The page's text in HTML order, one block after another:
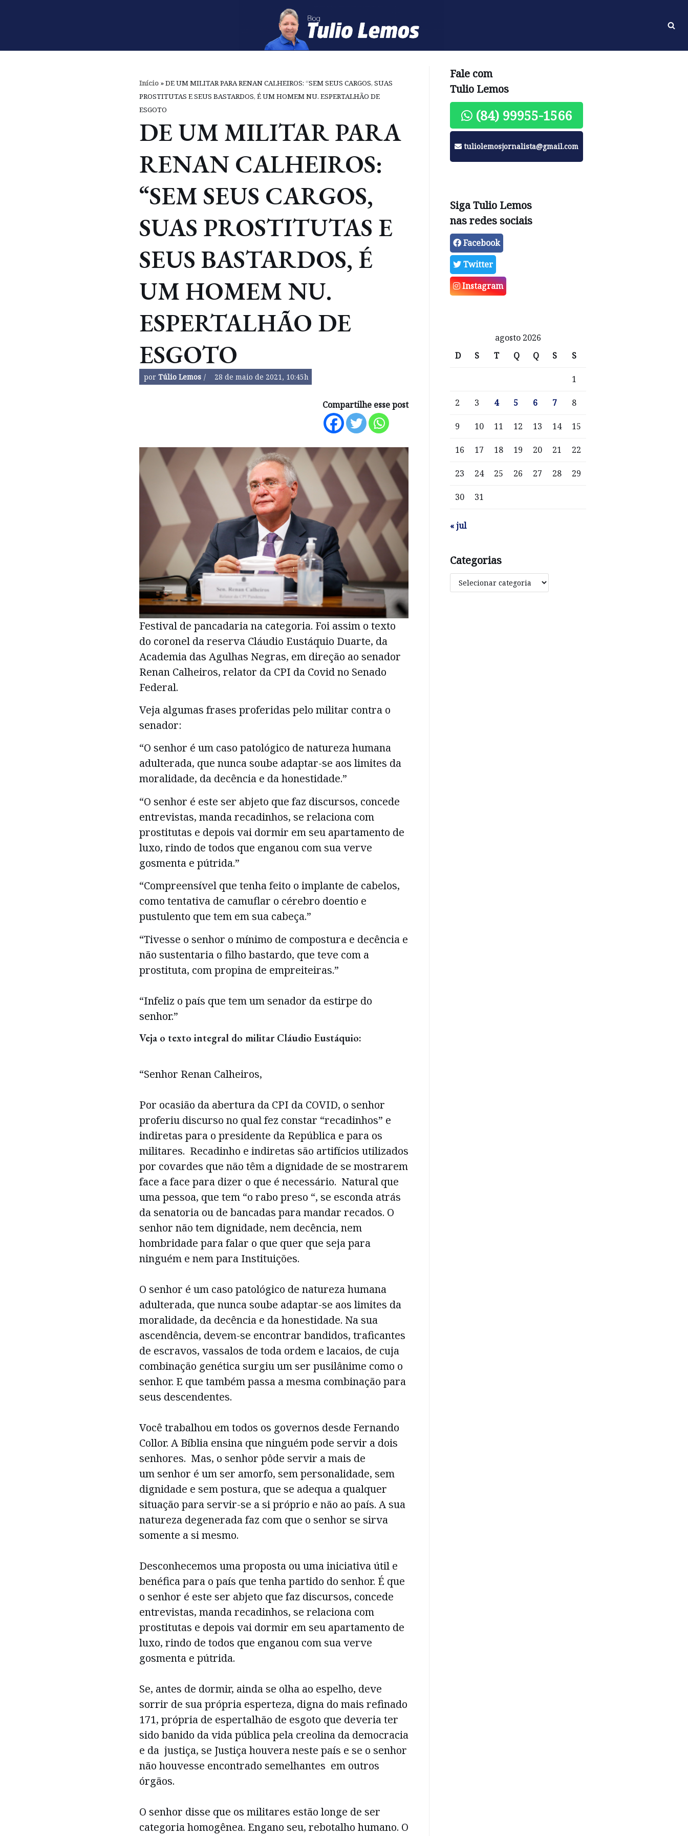
o
Início »DE UM MILITAR PARA RENAN CALHEIROS: “SEM SEUS CARGOS, SUAS
PROSTITUTAS E SEUS BASTARDOS, É UM HOMEM NU. ESPERTALHÃO DE
ESGOTO
DE UM MILITAR PARA
RENAN CALHEIROS:
“SEM SEUS CARGOS,
SUAS PROSTITUTAS E
SEUS BASTARDOS, É
UM HOMEM NU.
ESPERTALHÃO DE
ESGOTO
por Túlio Lemos 28 de maio de 2021, 10:45h
Compartilhe esse post
Festival de pancadaria na categoria. Foi assim o texto
do coronel da reserva Cláudio Eustáquio Duarte, da
Academia das Agulhas Negras, em direção ao senador
Renan Calheiros, relator da CPI da Covid no Senado
Federal.
Veja algumas frases proferidas pelo militar contra o
senador:
“O senhor é um caso patológico de natureza humana
adulterada, que nunca soube adaptar-se aos limites da
moralidade, da decência e da honestidade.”
“O senhor é este ser abjeto que faz discursos, concede
entrevistas, manda recadinhos, se relaciona com
prostitutas e depois vai dormir em seu apartamento de
luxo, rindo de todos que enganou com sua verve
gosmenta e pútrida.”
“Compreensível que tenha feito o implante de cabelos,
como tentativa de camuflar o cérebro doentio e
pustulento que tem em sua cabeça.”
“Tivesse o senhor o mínimo de compostura e decência e
não sustentaria o filho bastardo, que teve com a
prostituta, com propina de empreiteiras.”
“Infeliz o país que tem um senador da estirpe do
senhor.”
Veja o texto integral do militar Cláudio Eustáquio:
“Senhor Renan Calheiros,
Por ocasião da abertura da CPI da COVID, o senhor
proferiu discurso no qual fez constar “recadinhos” e
indiretas para o presidente da República e para os
militares. Recadinho e indiretas são artifícios utilizados
por covardes que não têm a dignidade de se mostrarem
face a face para dizer o que é necessário. Natural que
uma pessoa, que tem “o rabo preso “, se esconda atrás
da senatoria ou de bancadas para mandar recados. O
senhor não tem dignidade, nem decência, nem
hombridade para falar o que quer que seja para
ninguém e nem para Instituições.
O senhor é um caso patológico de natureza humana
adulterada, que nunca soube adaptar-se aos limites da
moralidade, da decência e da honestidade. Na sua
ascendência, devem-se encontrar bandidos, traficantes
de escravos, vassalos de toda ordem e lacaios, de cuja
combinação genética surgiu um ser pusilânime como o
senhor. E que também passa a mesma combinação para
seus descendentes.
Você trabalhou em todos os governos desde Fernando
Collor. A Bíblia ensina que ninguém pode servir a dois
senhores. Mas, o senhor pôde servir a mais de
um senhor é um ser amorfo, sem personalidade, sem
dignidade e sem postura, que se adequa a qualquer
situação para servir-se a si próprio e não ao país. A sua
natureza degenerada faz com que o senhor se sirva
somente a si mesmo.
Desconhecemos uma proposta ou uma iniciativa útil e
benéfica para o país que tenha partido do senhor. É que
o senhor é este ser abjeto que faz discursos, concede
entrevistas, manda recadinhos, se relaciona com
prostitutas e depois vai dormir em seu apartamento de
luxo, rindo de todos que enganou com sua verve
gosmenta e pútrida.
Se, antes de dormir, ainda se olha ao espelho, deve
sorrir de sua própria esperteza, digna do mais refinado
171, própria de espertalhão de esgoto que deveria ter
sido banido da vida pública pela creolina da democracia
e da justiça, se Justiça houvera neste país e se o senhor
não houvesse encontrado semelhantes em outros
órgãos.
O senhor disse que os militares estão longe de ser
categoria homogênea. Engano seu, rebotalho humano. O
Fale com
Tulio Lemos
(84) 99955-1566
tuliolemosjornalista@gmail.com
Siga Tulio Lemos
nas redes sociais
Facebook
Twitter
Instagram
agosto 2026
D
S T Q Q S S
1
2 3 4 5 6 7 8
9 10 11 12 13 14 15
16 17 18 19 20 21 22
23 24 25 26 27 28 29
30 31
« jul
Categorias